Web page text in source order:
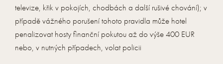
televize, křik v pokojích, chodbách a další rušivé chování); v
případě vážného porušení tohoto pravidla může hotel
penalizovat hosty finanční pokutou až do výše 400 EUR
nebo, v nutných případech, volat policii